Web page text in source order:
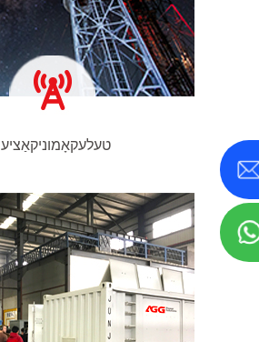
טעלעקאָמוניקאַציע